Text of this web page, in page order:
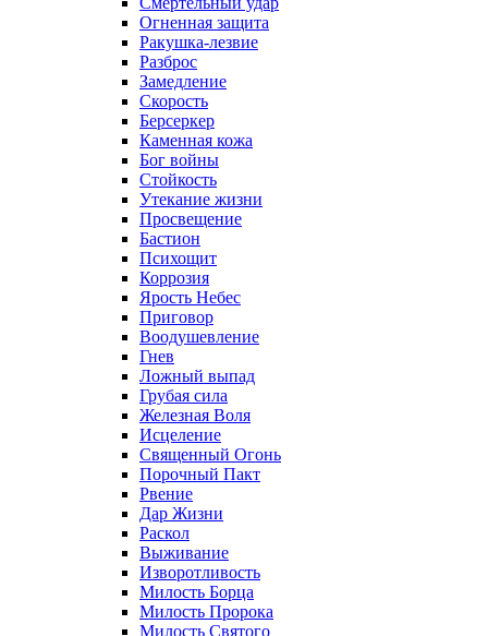
Огненная защита
Ракушка-лезвие
Разброс
Замедление
Скорость
Берсеркер
Каменная кожа
Бог войны
Стойкость
Утекание жизни
Просвещение
Бастион
Психощит
Коррозия
Ярость Небес
Приговор
Воодушевление
Гнев
Ложный выпад
Грубая сила
Железная Воля
Исцеление
Священный Огонь
Порочный Пакт
Рвение
Дар Жизни
Раскол
Выживание
Изворотливость
Милость Борца
Милость Пророка
Милость Святого